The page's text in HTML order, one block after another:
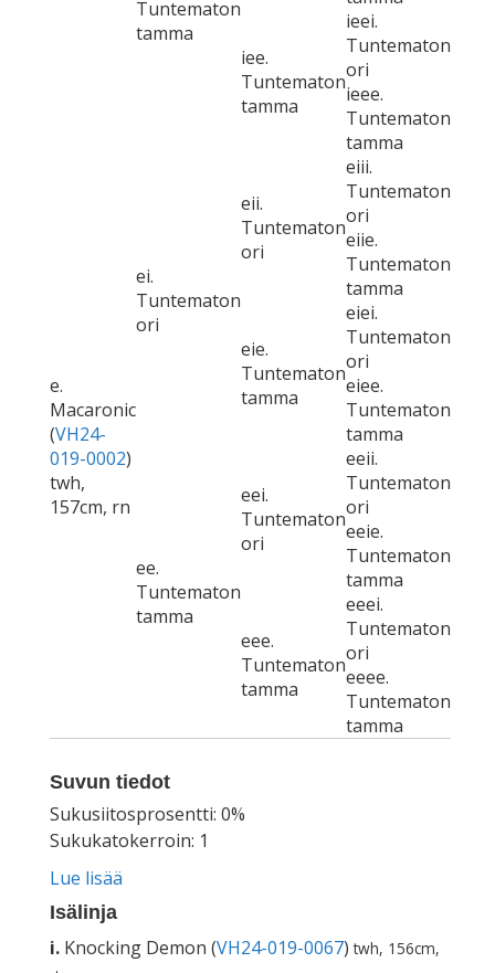
Tuntematon
tamma
iee.
Tuntematon
tamma
ieei.
Tuntematon
ori
ieee.
Tuntematon
tamma
e.
Macaronic
(VH24-
019-0002)
twh,
157cm, rn
ei.
Tuntematon
ori
eii.
Tuntematon
ori
eiii.
Tuntematon
ori
eiie.
Tuntematon
tamma
eie.
Tuntematon
tamma
eiei.
Tuntematon
ori
eiee.
Tuntematon
tamma
ee.
Tuntematon
tamma
eei.
Tuntematon
ori
eeii.
Tuntematon
ori
eeie.
Tuntematon
tamma
eee.
Tuntematon
tamma
eeei.
Tuntematon
ori
eeee.
Tuntematon
tamma
Suvun tiedot
Sukusiitosprosentti: 0%
Sukukatokerroin: 1
Lue lisää
Isälinja
i. Knocking Demon (VH24-019-0067)twh, 156cm,